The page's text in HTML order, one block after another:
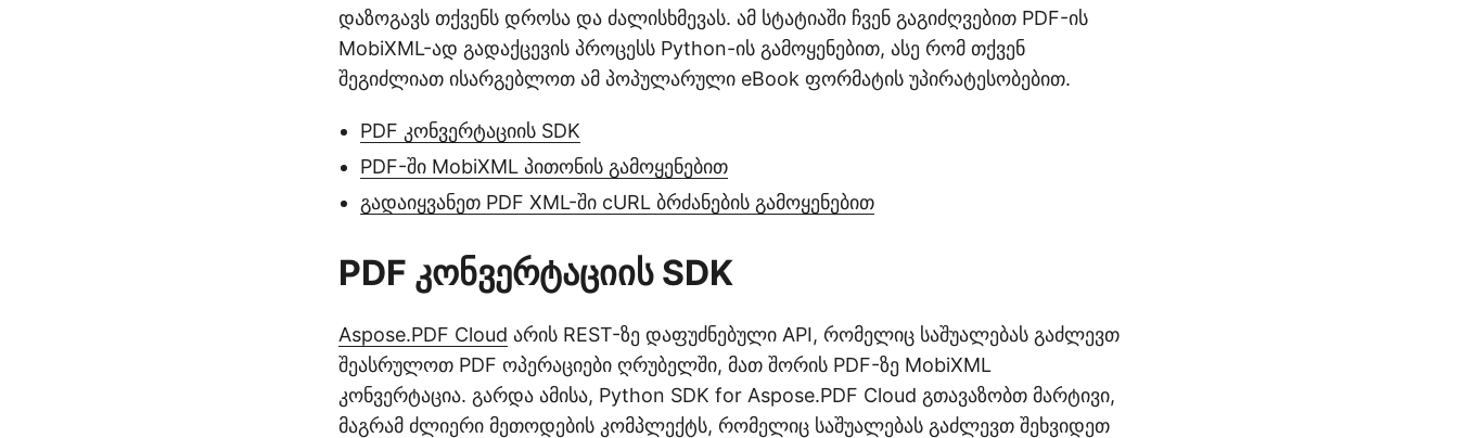
დაზოგავს თქვენს დროსა და ძალისხმევას. ამ სტატიაში ჩვენ გაგიძღვებით PDF-ის
MobiXML-ად გადაქცევის პროცესს Python-ის გამოყენებით, ასე რომ თქვენ
შეგიძლიათ ისარგებლოთ ამ პოპულარული eBook ფორმატის უპირატესობებით.
PDF კონვერტაციის SDK
PDF-ში MobiXML პითონის გამოყენებით
გადაიყვანეთ PDF XML-ში cURL ბრძანების გამოყენებით
PDF კონვერტაციის SDK
Aspose.PDF Cloud არის REST-ზე დაფუძნებული API, რომელიც საშუალებას გაძლევთ
შეასრულოთ PDF ოპერაციები ღრუბელში, მათ შორის PDF-ზე MobiXML
კონვერტაცია. გარდა ამისა, Python SDK for Aspose.PDF Cloud გთავაზობთ მარტივი,
მაგრამ ძლიერი მეთოდების კომპლექტს, რომელიც საშუალებას გაძლევთ შეხვიდეთ